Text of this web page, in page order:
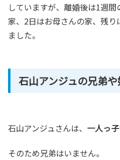
していますが、離婚後は1週
家、2日はお母さんの家、残
ました。
石山アンジュの兄弟
石山アンジュさんは、 一人っ子
そのため兄弟はいません。